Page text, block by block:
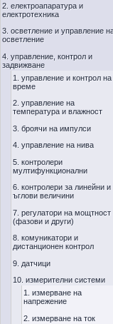
2. електроапаратура и
електротехника
3. осветление и управление
осветление
4. управление, контрол и
задвижване
1. управление и контрол на
време
2. управление на
температура и влажност
3. броячи на импулси
4. управление на нива
5. контролери
мултифункционални
6. контролери за линейни и
ъглови величини
7. регулатори на мощтност
(фазови и други)
8. комуникатори и
дистанционен контрол
9. датчици
10. измерителни системи
1. измерване на
напрежение
2. измерване на ток